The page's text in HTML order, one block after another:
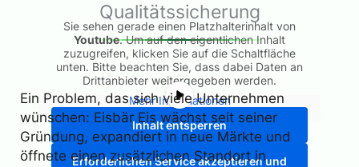
Qualitätssicherung
Sie sehen gerade einen Platzhalterinhalt von
Youtube. Um auf den eigentlichen Inhalt
zuzugreifen, klicken Sie auf die Schaltfläche
unten. Bitte beachten Sie, dass dabei Daten an
Drittanbieter weitergegeben werden.
Mehr Informationen
Inhalt entsperren
Erforderlichen Service akzeptieren und
Ein Problem, das sich viele Unternehmen
wünschen: Eisbär Eis wächst seit seiner
Gründung, expandiert in neue Märkte und
öffnete einen zusätzlichen Standort in